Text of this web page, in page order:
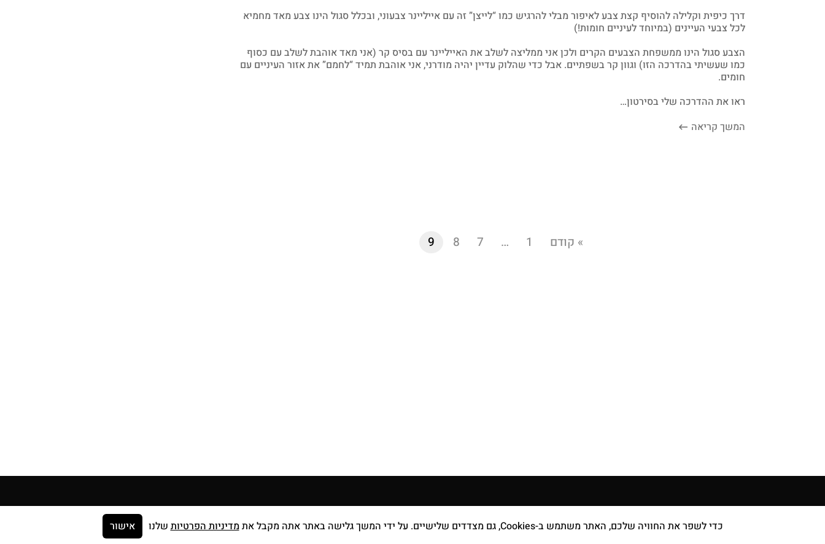
דרך כיפית וקלילה להוסיף קצת צבע לאיפור מבלי להרגיש כמו “לייצן” זה עם אייליינר צבעוני, ובכלל סגול הינו צבע מאד מחמיא
לכל צבעי העיינים (במיוחד לעיניים חומות!)
הצבע סגול הינו ממשפחת הצבעים הקרים ולכן אני ממליצה לשלב את האייליינר עם בסיס קר (אני מאד אוהבת לשלב עם כסוף
כמו שעשיתי בהדרכה הזו) וגוון קר בשפתיים. אבל כדי שהלוק עדיין יהיה מודרני, אני אוהבת תמיד “לחמם” את אזור העיניים עם
חומים.
ראו את ההדרכה שלי בסירטון…
המשך קריאה
» קודם 1
…
7
8
9
חנות עוד עלינו מידע נוסף
הרשמו לעדכונים כדי לשפר את החוויה שלכם, האתר משתמש ב-Cookies, גם מצדדים שלישיים. על ידי המשך גלישה באתר אתה מקבל את מדיניות הפרטיותשלנו אישור